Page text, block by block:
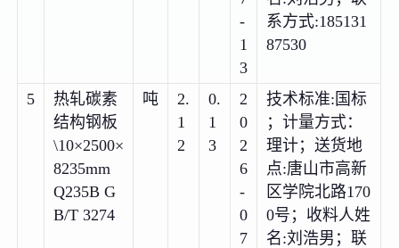
-
1
3
系方式:185131
87530
5
热轧碳素
结构钢板
\10×2500×
8235mm
Q235B G
B/T 3274
吨
2.
1
2
0.
1
3
2
0
2
6
-
0
7
技术标准:国标
；计量方式：
理计；送货地
点:唐山市高新
区学院北路170
0号；收料人姓
名:刘浩男；联